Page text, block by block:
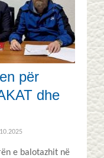
për
dhe
e balotazhit në